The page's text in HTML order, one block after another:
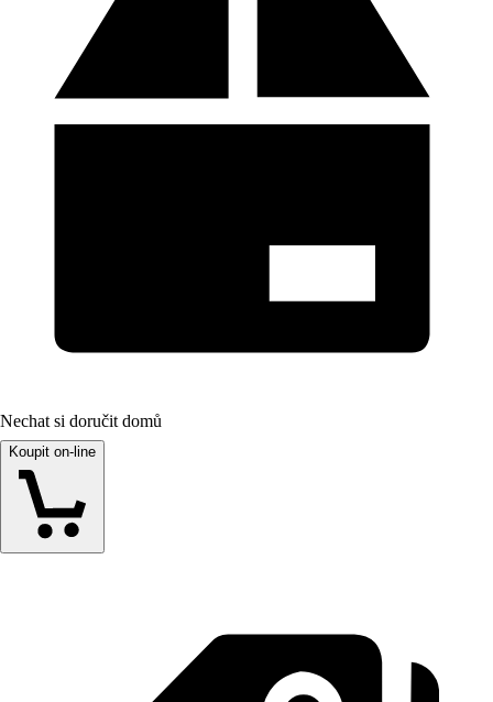
Nechat si doručit domů
Koupit on-line